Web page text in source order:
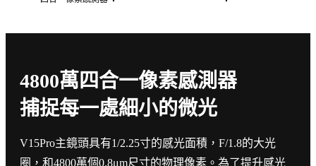
4800萬四合一像素感測器
捕捉每一處細小的微光
V15Pro主鏡頭具有1/2.25寸的感光面積，F/1.8的大光
圈，和4800萬個0.8μm尺寸的物理像素。為了提升感光